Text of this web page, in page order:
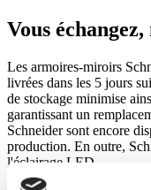
Vous
Les armoires-miroirs
livrées dans les 5 jours
de stockage minimise
garantissant un
Schneider sont encore
production. En outre,
l'éclairage LED.